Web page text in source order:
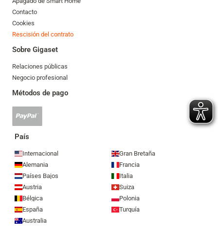
Contacto
Cookies
Rescisión del contrato
Sobre Gigaset
Relaciones públicas
Negocio profesional
Métodos de pago
acepta
pago
mediante
País
Internacional
Gran Bretaña
Alemania
Francia
Países Bajos
Italia
Austria
Suiza
Bélgica
Polonia
España
Turquía
Australia